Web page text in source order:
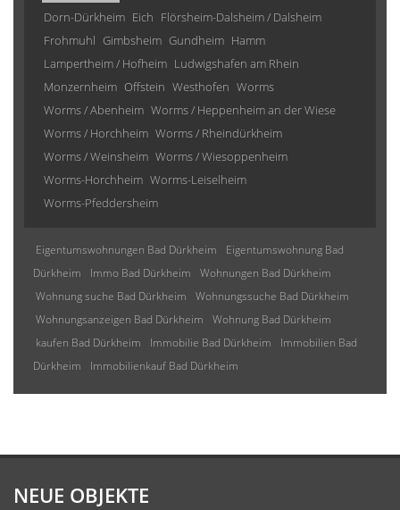
Dorn-Dürkheim Eich Flörsheim-Dalsheim / Dalsheim
Frohmuhl Gimbsheim Gundheim Hamm
Lampertheim / Hofheim Ludwigshafen am Rhein
Monzernheim Offstein Westhofen Worms
Worms / Abenheim Worms / Heppenheim an der Wiese
Worms / Horchheim Worms / Rheindürkheim
Worms / Weinsheim Worms / Wiesoppenheim
Worms-Horchheim Worms-Leiselheim
Worms-Pfeddersheim
Eigentumswohnungen Bad Dürkheim
Eigentumswohnung Bad
Dürkheim
Immo Bad Dürkheim
Wohnungen Bad Dürkheim
Wohnung suche Bad Dürkheim
Wohnungssuche Bad Dürkheim
Wohnungsanzeigen Bad Dürkheim
Wohnung Bad Dürkheim
kaufen Bad Dürkheim
Immobilie Bad Dürkheim
Immobilien Bad
Dürkheim
Immobilienkauf Bad Dürkheim
NEUE OBJEKTE